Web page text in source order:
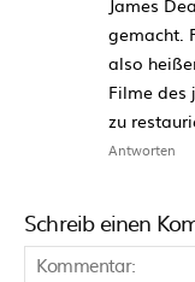
gemacht.
also
Filme des
zu
Antworten
Schreib einen